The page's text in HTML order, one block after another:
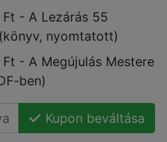
- A Lezárás 55
nyomtatott)
- A Megújulás Mestere
ben)
Kupon beváltása